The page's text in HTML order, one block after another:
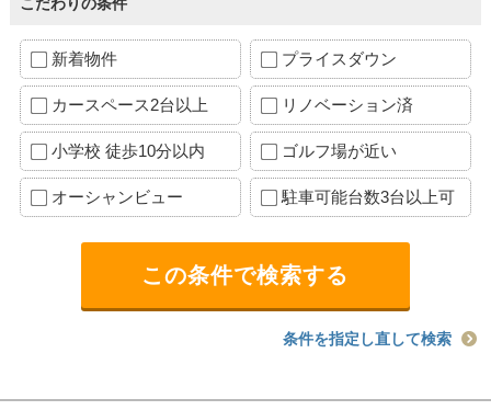
新着物件 プライスダウン
カースペース2台以上 リノベーション済
小学校 徒歩10分以内 ゴルフ場が近い
オーシャンビュー 駐車可能台数3台以上可
条件を指定し直して検索